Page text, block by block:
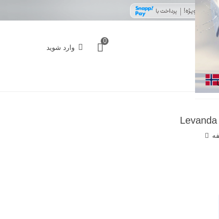
0
وارد شوید